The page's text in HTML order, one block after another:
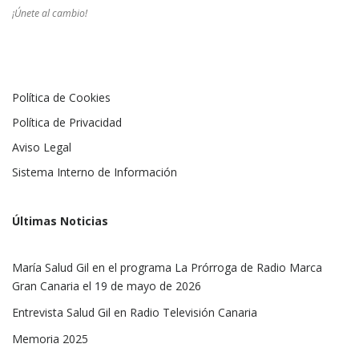
¡Únete al cambio!
Política de Cookies
Política de Privacidad
Aviso Legal
Sistema Interno de Información
Últimas Noticias
María Salud Gil en el programa La Prórroga de Radio Marca
Gran Canaria el 19 de mayo de 2026
Entrevista Salud Gil en Radio Televisión Canaria
Memoria 2025